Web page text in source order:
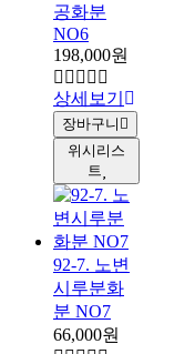
공화분
NO6
198,000원
상세보기
장바구니
위시리스
트
92-7. 노변
시루분화
분 NO7
66,000원